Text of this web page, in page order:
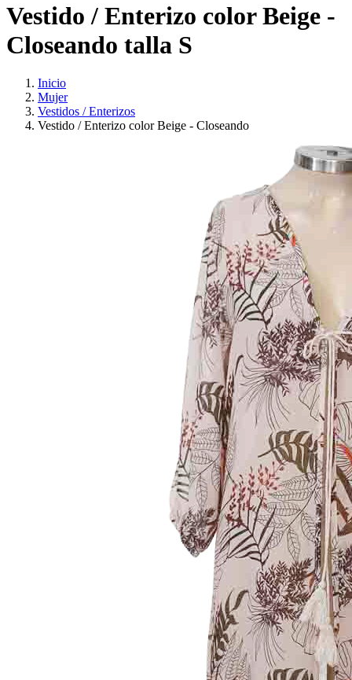
Vestido / Enterizo color Beige -
Closeando talla S
Inicio
Mujer
Vestidos / Enterizos
Vestido / Enterizo color Beige - Closeando